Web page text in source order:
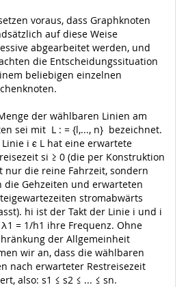
voraus, dass Graphknoten
auf diese Weise
abgearbeitet werden, und
die Entscheidungssituation
beliebigen einzelnen
der wählbaren Linien am
sei mit L : = {l,..., n} bezeichnet.
Linie i ϵ L hat eine erwartete
si ≥ 0 (die per Konstruktion
nur die reine Fahrzeit, sondern
die Gehzeiten und erwarteten
stromabwärts
hi ist der Takt der Linie i und i
= 1/h1 ihre Frequenz. Ohne
der Allgemeinheit
wir an, dass die wählbaren
nach erwarteter Restreisezeit
also: s1 ≤ s2 ≤ ... ≤ sn.